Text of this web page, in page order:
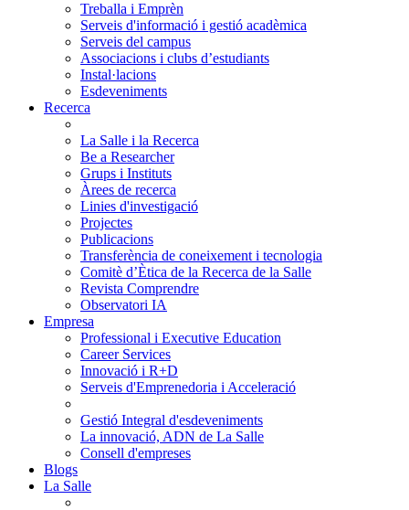
Treballa i Emprèn
Serveis d'informació i gestió acadèmica
Serveis del campus
Associacions i clubs d’estudiants
Instal·lacions
Esdeveniments
Recerca
La Salle i la Recerca
Be a Researcher
Grups i Instituts
Àrees de recerca
Linies d'investigació
Projectes
Publicacions
Transferència de coneixement i tecnologia
Comitè d’Ètica de la Recerca de la Salle
Revista Comprendre
Observatori IA
Empresa
Professional i Executive Education
Career Services
Innovació i R+D
Serveis d'Emprenedoria i Acceleració
Gestió Integral d'esdeveniments
La innovació, ADN de La Salle
Consell d'empreses
Blogs
La Salle